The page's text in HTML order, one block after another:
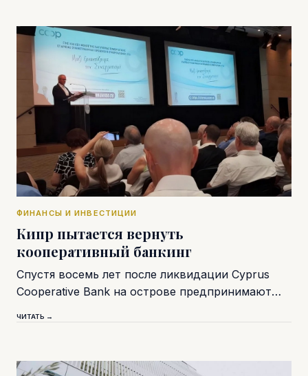
ФИНАНСЫ И ИНВЕСТИЦИИ
Кипр пытается вернуть
кооперативный банкинг
Спустя восемь лет после ликвидации Cyprus
Cooperative Bank на острове предпринимают…
ЧИТАТЬ →